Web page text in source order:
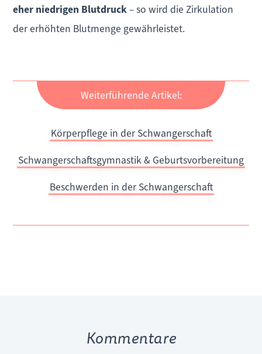
eher niedrigen Blutdruck– so wird die Zirkulation
der erhöhten Blutmenge gewährleistet.
Weiterführende Artikel:
Körperpflege in der Schwangerschaft
Schwangerschaftsgymnastik & Geburtsvorbereitung
Beschwerden in der Schwangerschaft
Kommentare